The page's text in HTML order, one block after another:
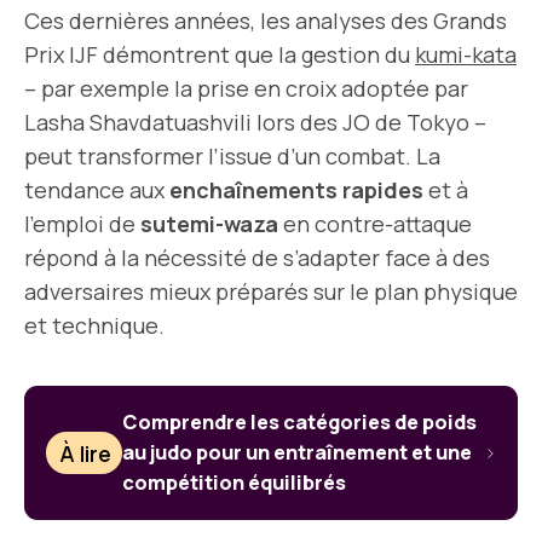
Ces dernières années, les analyses des Grands
Prix IJF démontrent que la gestion du kumi-kata
– par exemple la prise en croix adoptée par
Lasha Shavdatuashvili lors des JO de Tokyo –
peut transformer l’issue d’un combat. La
tendance aux enchaînements rapides et à
l’emploi de sutemi-waza en contre-attaque
répond à la nécessité de s’adapter face à des
adversaires mieux préparés sur le plan physique
et technique.
À lire
Comprendre les catégories de poids
au judo pour un entraînement et une
compétition équilibrés